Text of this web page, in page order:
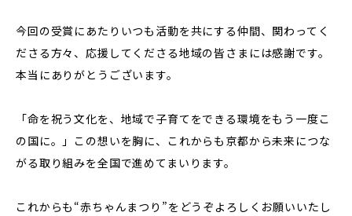
今回の受賞にあたりいつも活動を共にする仲間、関わってく
ださる方々、応援してくださる地域の皆さまには感謝です。
本当にありがとうございます。
「命を祝う文化を、地域で子育てをできる環境をもう一度こ
の国に。」この想いを胸に、これからも京都から未来につな
がる取り組みを全国で進めてまいります。
これからも“赤ちゃんまつり”をどうぞよろしくお願いいたし